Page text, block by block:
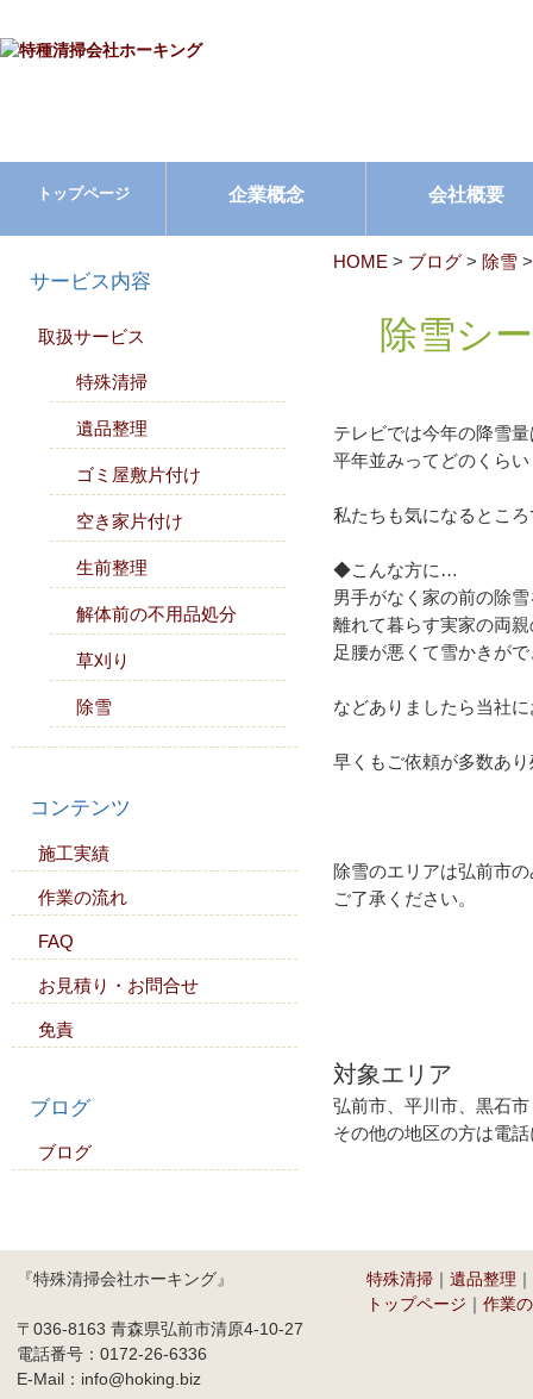
トップページ 企業概念 会社概要
HOME > ブログ > 除雪
除雪シ
テレビでは今年の降雪
平年並みってどのくら
私たちも気になるとこ
◆こんな方に…
男手がなく家の前の除
離れて暮らす実家の両
足腰が悪くて雪かきが
などありましたら当社
早くもご依頼が多数あ
除雪のエリアは弘前市
ご了承ください。
対象エリア
弘前市、平川市、黒石市
その他の地区の方は電
サービス内容
取扱サービス
特殊清掃
遺品整理
ゴミ屋敷片付け
空き家片付け
生前整理
解体前の不用品処分
草刈り
除雪
コンテンツ
施工実績
作業の流れ
FAQ
お見積り・お問合せ
免責
ブログ
ブログ
特殊清掃 ｜ 遺品整理 ｜
トップページ ｜ 作業
『特殊清掃会社ホーキング』
〒036-8163 青森県弘前市清原4-10-27
電話番号：0172-26-6336
E-Mail：info@hoking.biz